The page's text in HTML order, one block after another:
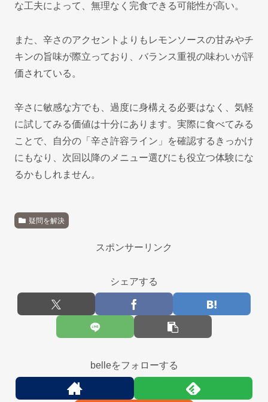
な工夫によって、無理なく完食できる可能性が高い。
また、辛さのアクセントよりもレモンソースの甘みやチ
キンの旨味が際立っており、バランス重視の味わいが評
価されている。
辛さに敏感な方でも、過度に身構える必要はなく、気軽
に試してみる価値は十分にあります。実際に食べてみる
ことで、自分の「辛さ許容ライン」を確認するきっかけ
にもなり、次回以降のメニュー選びにも役立つ体験にな
るかもしれません。
疑問を解決
スポンサーリンク
シェアする
belleをフォローする